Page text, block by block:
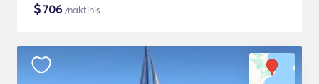
$706 /naktinis